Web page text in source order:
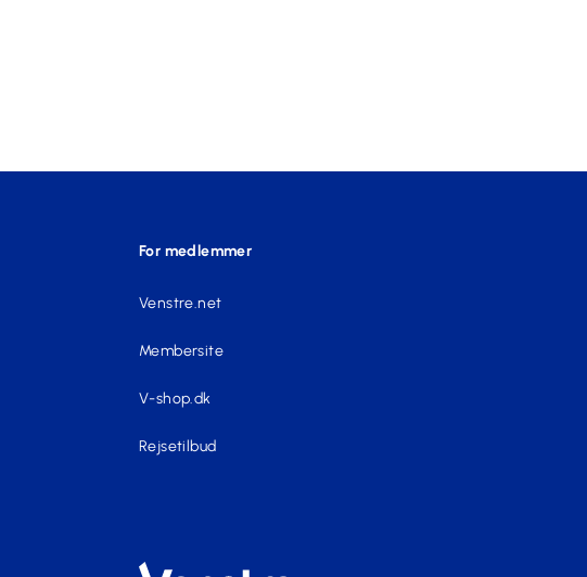
For medlemmer
Venstre.net
Membersite
V-shop.dk
Rejsetilbud